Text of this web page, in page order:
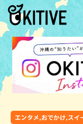
エンタメ,おでかけ,スイ